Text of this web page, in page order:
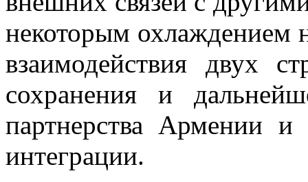
некоторым охлаждением
взаимодействия двух
сохранения и
партнерства Армении и
интеграции.